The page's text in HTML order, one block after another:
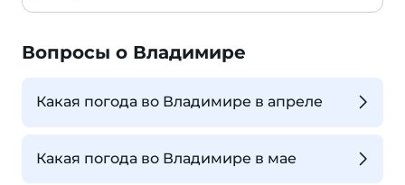
Вопросы о Владимире
Какая погода во Владимире в апреле
Какая погода во Владимире в мае